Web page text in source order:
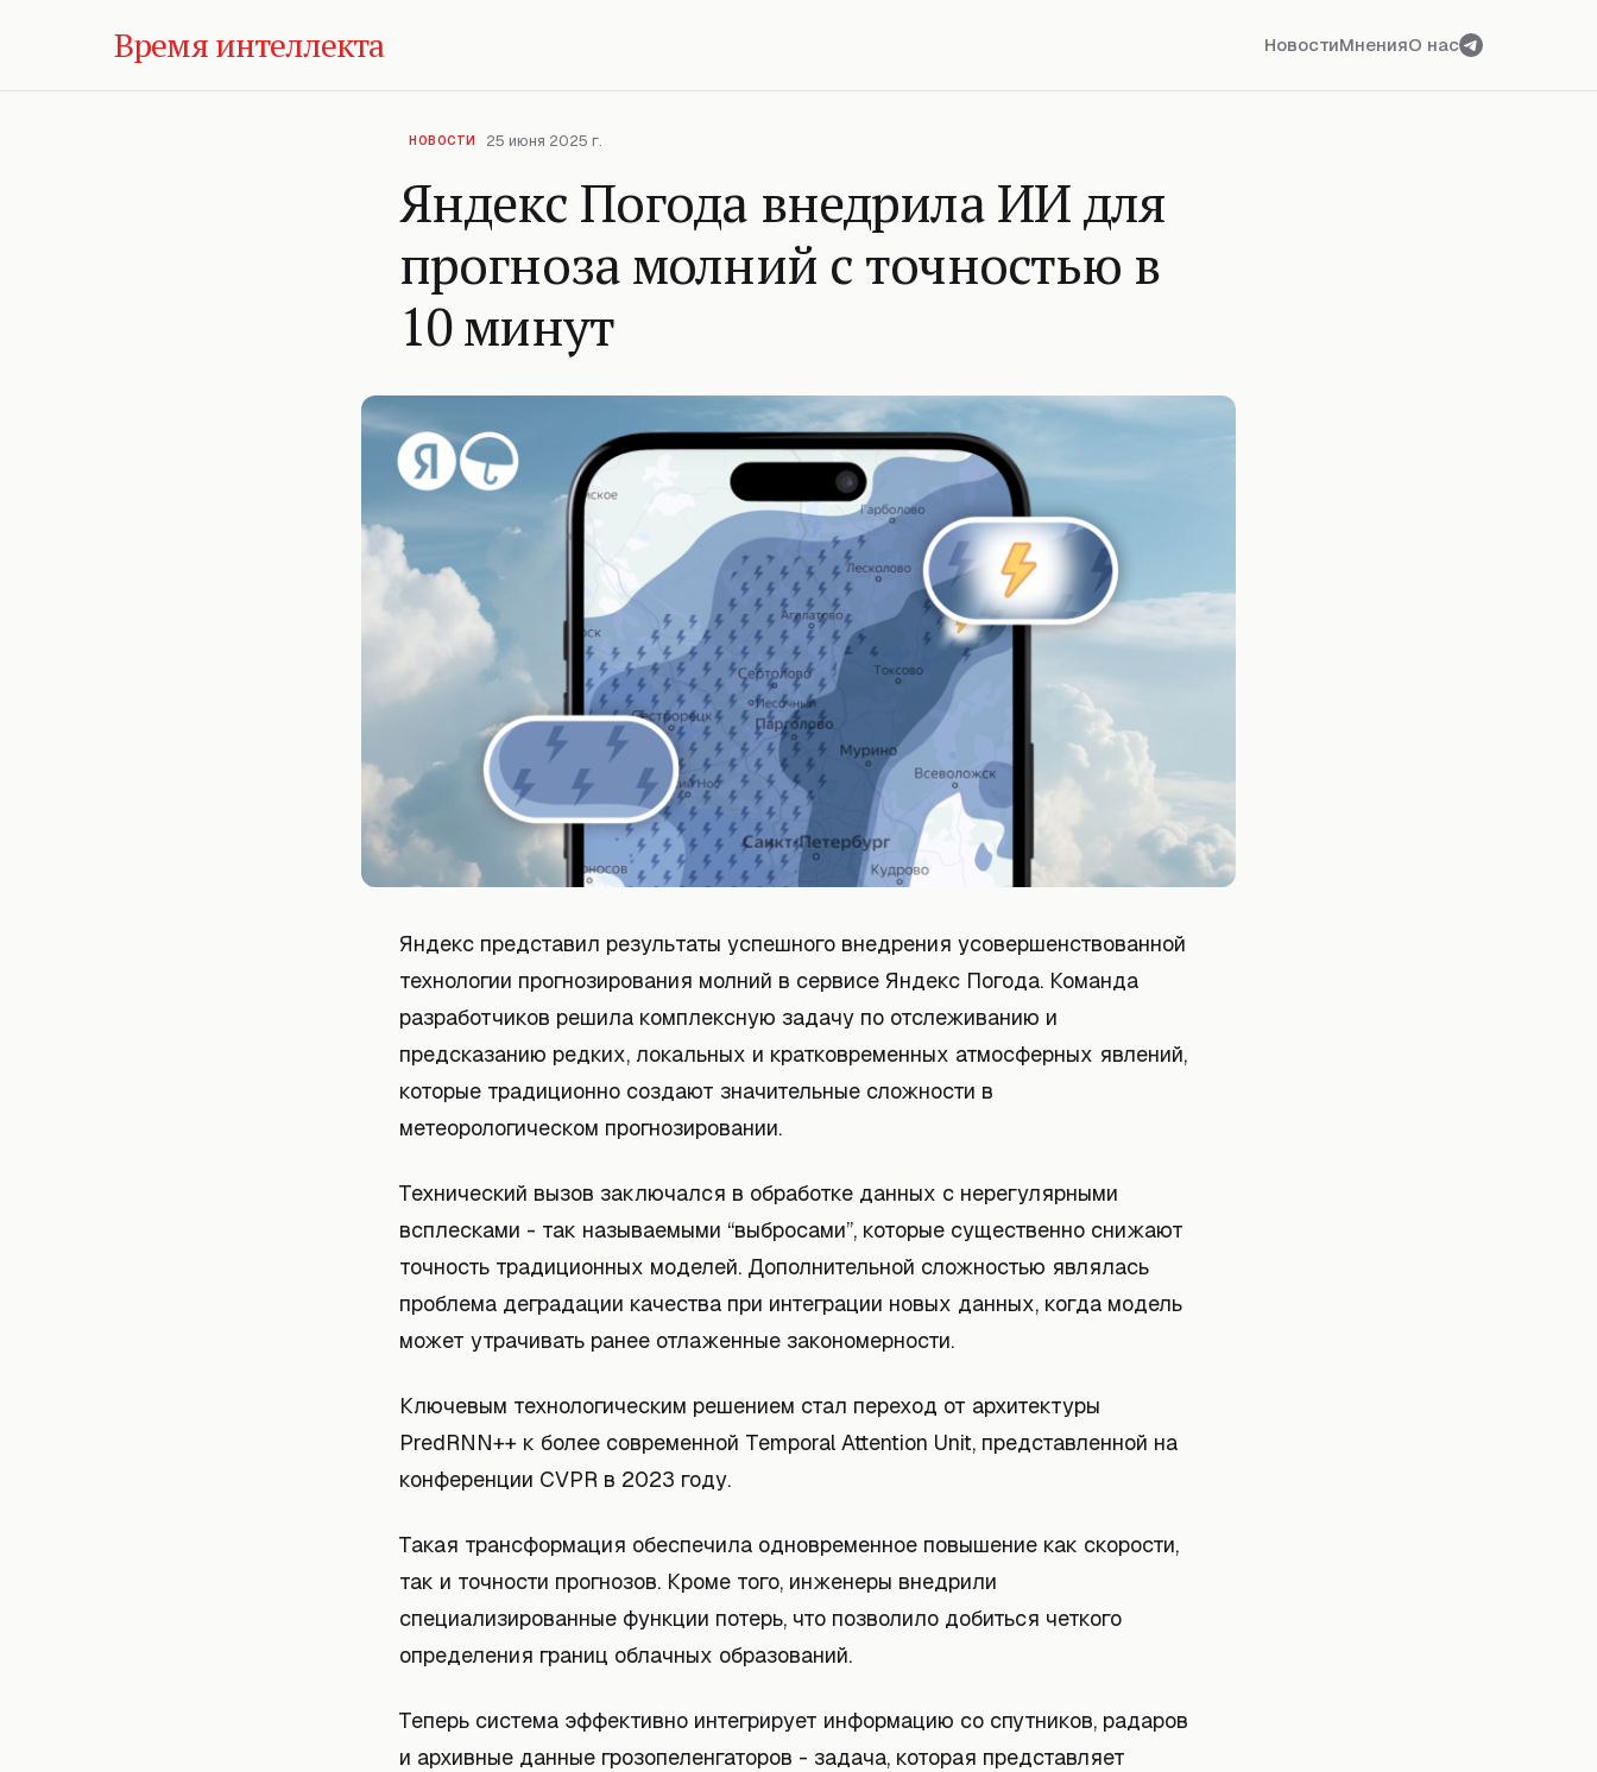
Время интеллекта НовостиМненияО нас
НОВОСТИ 25 июня 2025 г.
Яндекс Погода внедрила ИИ для
прогноза молний с точностью в
10 минут
Яндекс представил результаты успешного внедрения усовершенствованной
технологии прогнозирования молний в сервисе Яндекс Погода. Команда
разработчиков решила комплексную задачу по отслеживанию и
предсказанию редких, локальных и кратковременных атмосферных явлений,
которые традиционно создают значительные сложности в
метеорологическом прогнозировании.
Технический вызов заключался в обработке данных с нерегулярными
всплесками - так называемыми “выбросами”, которые существенно снижают
точность традиционных моделей. Дополнительной сложностью являлась
проблема деградации качества при интеграции новых данных, когда модель
может утрачивать ранее отлаженные закономерности.
Ключевым технологическим решением стал переход от архитектуры
PredRNN++ к более современной Temporal Attention Unit, представленной на
конференции CVPR в 2023 году.
Такая трансформация обеспечила одновременное повышение как скорости,
так и точности прогнозов. Кроме того, инженеры внедрили
специализированные функции потерь, что позволило добиться четкого
определения границ облачных образований.
Теперь система эффективно интегрирует информацию со спутников, радаров
и архивные данные грозопеленгаторов - задача, которая представляет